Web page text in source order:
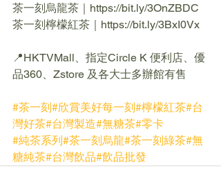
茶一刻烏龍茶｜https://bit.ly/3OnZBDC
茶一刻檸檬紅茶｜https://bit.ly/3BxI0Vx
📍HKTVMall、指定Circle K 便利店、優
品360、Zstore 及各大士多辦館有售
#茶一刻#欣賞美好每一刻#檸檬紅茶#台
灣好茶#台灣製造#無糖茶#零卡
#純茶系列#茶一刻烏龍#茶一刻綠茶#無
糖純茶#台灣飲品#飲品批發